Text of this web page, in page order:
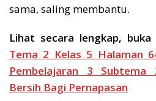
sama, saling membantu.
Lihat secara lengkap, buka
Tema 2 Kelas 5 Halaman
Pembelajaran 3 Subtema
Bersih Bagi Pernapasan